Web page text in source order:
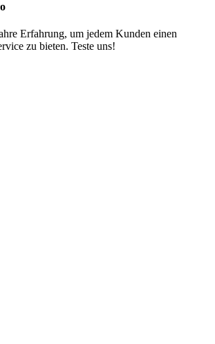
Erfahrung, um jedem Kunden einen
zu bieten. Teste uns!